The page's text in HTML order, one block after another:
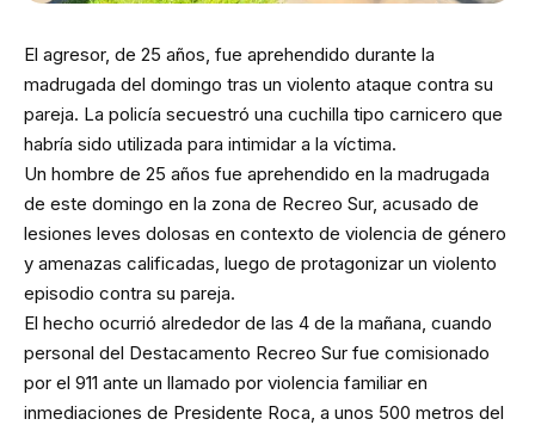
El agresor, de 25 años, fue aprehendido durante la
madrugada del domingo tras un violento ataque contra su
pareja. La policía secuestró una cuchilla tipo carnicero que
habría sido utilizada para intimidar a la víctima.
Un hombre de 25 años fue aprehendido en la madrugada
de este domingo en la zona de Recreo Sur, acusado de
lesiones leves dolosas en contexto de violencia de género
y amenazas calificadas, luego de protagonizar un violento
episodio contra su pareja.
El hecho ocurrió alrededor de las 4 de la mañana, cuando
personal del Destacamento Recreo Sur fue comisionado
por el 911 ante un llamado por violencia familiar en
inmediaciones de Presidente Roca, a unos 500 metros del